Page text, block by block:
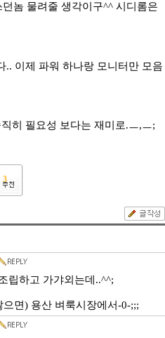
놈 물려줄 생각이구^^ 시디롬은
.. 이제 파워 하나랑 모니터만 모음
히 필요성 보다는 재미로.ㅡ,ㅡ;
3
립하고 가갸외는데..^^;
면) 용산 벼룩시장에서-0-;;;